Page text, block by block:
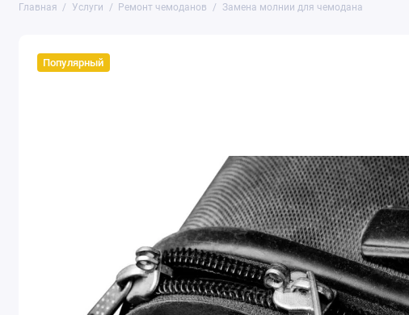
Главная Услуги Ремонт чемоданов Замена молнии для чемодана
Популярный